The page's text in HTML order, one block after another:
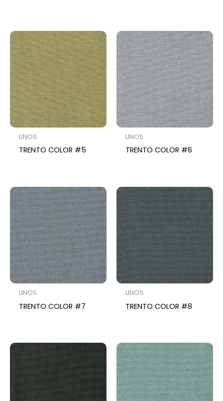
LINOS
TRENTO COLOR #5
LINOS
TRENTO COLOR #6
LINOS
TRENTO COLOR #7
LINOS
TRENTO COLOR #8